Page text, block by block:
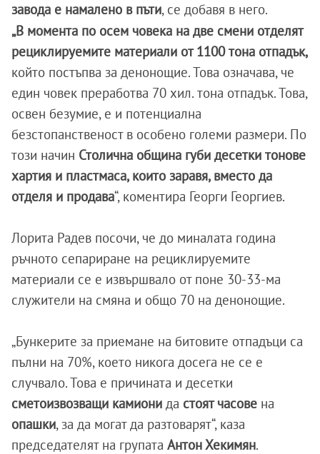
завода е намалено в пъти, се добавя в него.
„В момента по осем човека на две смени отделят
рециклируемите материали от 1100 тона отпадък,
който постъпва за денонощие. Това означава, че
един човек преработва 70 хил. тона отпадък. Това,
освен безумие, е и потенциална
безстопанственост в особено големи размери. По
този начин Столична община губи десетки тонове
хартия и пластмаса, които заравя, вместо да
отделя и продава“, коментира Георги Георгиев.
Лорита Радев посочи, че до миналата година
ръчното сепариране на рециклируемите
материали се е извършвало от поне 30-33-ма
служители на смяна и общо 70 на денонощие.
„Бункерите за приемане на битовите отпадъци са
пълни на 70%, което никога досега не се е
случвало. Това е причината и десетки
сметоизвозващи камиони да стоят часове на
опашки, за да могат да разтоварят“, каза
председателят на групата Антон Хекимян.